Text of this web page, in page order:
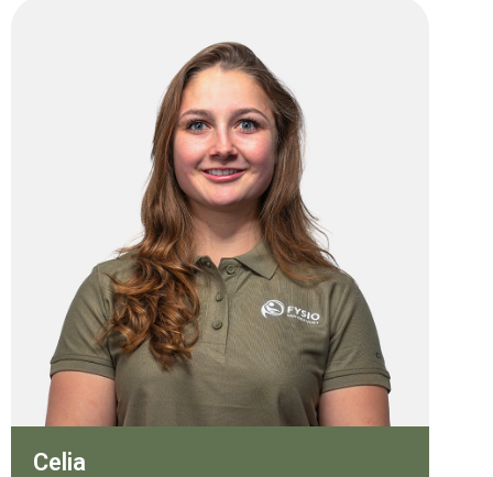
Celia